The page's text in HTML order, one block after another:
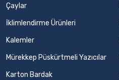
Çaylar
İklimlendirme Ürünleri
Kalemler
Mürekkep Püskürtmeli Yazıcılar
Karton Bardak